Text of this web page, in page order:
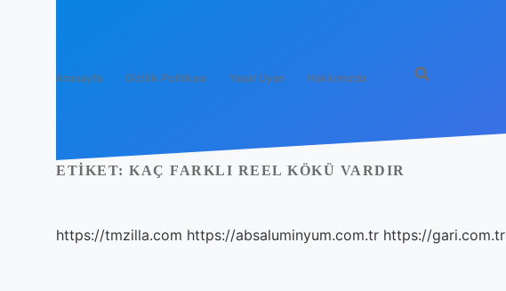
Anasayfa Gizlilik Politikası Yasal Uyarı Hakkımızda
ETIKET: KAÇ FARKLI REEL KÖKÜ VARDIR
https://tmzilla.com https://absaluminyum.com.tr https://gari.com.tr